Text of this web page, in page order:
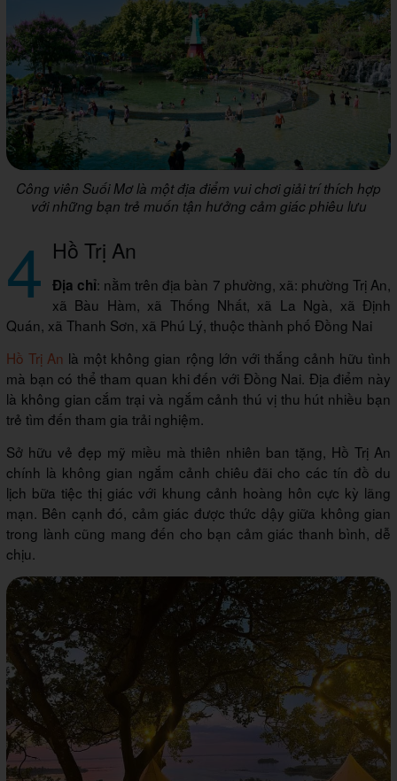
Công viên Suối Mơ là một địa điểm vui chơi giải trí thích hợp
với những bạn trẻ muốn tận hưởng cảm giác phiêu lưu
4 Hồ Trị An
Địa chỉ: nằm trên địa bàn 7 phường, xã: phường Trị An,
xã Bàu Hàm, xã Thống Nhất, xã La Ngà, xã Định
Quán, xã Thanh Sơn, xã Phú Lý, thuộc thành phố Đồng Nai
Hồ Trị An là một không gian rộng lớn với thắng cảnh hữu tình
mà bạn có thể tham quan khi đến với Đồng Nai. Địa điểm này
là không gian cắm trại và ngắm cảnh thú vị thu hút nhiều bạn
trẻ tìm đến tham gia trải nghiệm.
Sở hữu vẻ đẹp mỹ miều mà thiên nhiên ban tặng, Hồ Trị An
chính là không gian ngắm cảnh chiêu đãi cho các tín đồ du
lịch bữa tiệc thị giác với khung cảnh hoàng hôn cực kỳ lãng
mạn. Bên cạnh đó, cảm giác được thức dậy giữa không gian
trong lành cũng mang đến cho bạn cảm giác thanh bình, dễ
chịu.